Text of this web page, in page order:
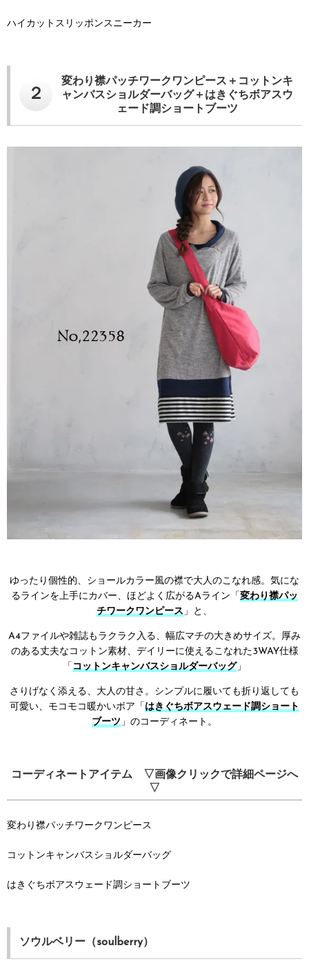
ハイカットスリッポンスニーカー
２
変わり襟パッチワークワンピース＋コットンキ
ャンバスショルダーバッグ＋はきぐちボアスウ
ェード調ショートブーツ
ゆったり個性的、ショールカラー風の襟で大人のこなれ感。気にな
るラインを上手にカバー、ほどよく広がるAライン「 変わり襟パッ
チワークワンピース」と、
A4ファイルや雑誌もラクラク入る、幅広マチの大きめサイズ。厚み
のある丈夫なコットン素材、デイリーに使えるこなれた3WAY仕様
「 コットンキャンバスショルダーバッグ」
さりげなく添える、大人の甘さ。シンプルに履いても折り返しても
可愛い、モコモコ暖かいボア「 はきぐちボアスウェード調ショート
ブーツ」のコーディネート。
コーディネートアイテム ▽画像クリックで詳細ページへ
▽
変わり襟パッチワークワンピース
コットンキャンバスショルダーバッグ
はきぐちボアスウェード調ショートブーツ
ソウルベリー（soulberry）